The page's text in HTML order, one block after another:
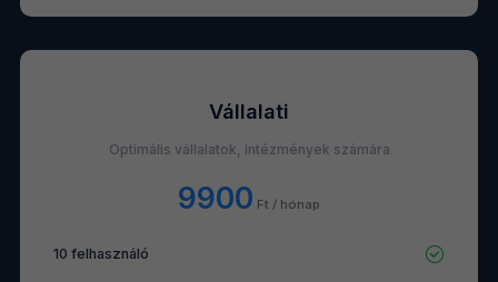
Vállalati
Optimális vállalatok, intézmények számára
9900 Ft / hónap
10 felhasználó